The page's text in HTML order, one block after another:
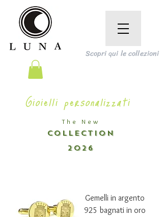
The New
COLLECTION
2026
Scopri qui le collezioni
Gioielli personalizzati
Gemelli in argento
925 bagnati in oro